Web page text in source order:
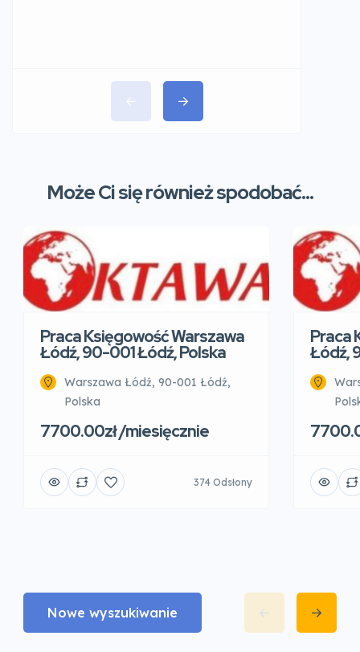
Może Ci się również spodobać...
Praca Księgowość Warszawa
Łódź, 90-001 Łódź, Polska
Warszawa Łódź, 90-001 Łódź,
Polska
7700.00zł /miesięcznie
374 Odsłony
Praca
Łódź,
Nowe wyszukiwanie